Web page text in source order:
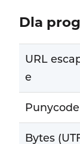
Dla
URL
e
Punycode
Bytes